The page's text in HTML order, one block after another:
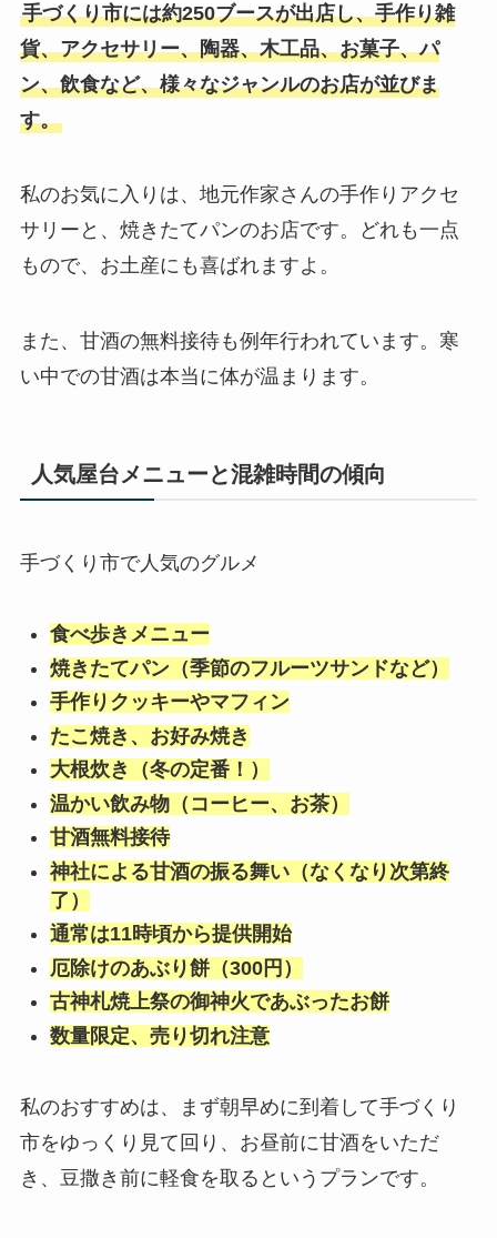
手づくり市には約250ブースが出店し、手作り雑
貨、アクセサリー、陶器、木工品、お菓子、パ
ン、飲食など、様々なジャンルのお店が並びま
す。
私のお気に入りは、地元作家さんの手作りアクセ
サリーと、焼きたてパンのお店です。どれも一点
もので、お土産にも喜ばれますよ。
また、甘酒の無料接待も例年行われています。寒
い中での甘酒は本当に体が温まります。
人気屋台メニューと混雑時間の傾向
手づくり市で人気のグルメ
食べ歩きメニュー
焼きたてパン（季節のフルーツサンドなど）
手作りクッキーやマフィン
たこ焼き、お好み焼き
大根炊き（冬の定番！）
温かい飲み物（コーヒー、お茶）
甘酒無料接待
神社による甘酒の振る舞い（なくなり次第終
了）
通常は11時頃から提供開始
厄除けのあぶり餅（300円）
古神札焼上祭の御神火であぶったお餅
数量限定、売り切れ注意
私のおすすめは、まず朝早めに到着して手づくり
市をゆっくり見て回り、お昼前に甘酒をいただ
き、豆撒き前に軽食を取るというプランです。